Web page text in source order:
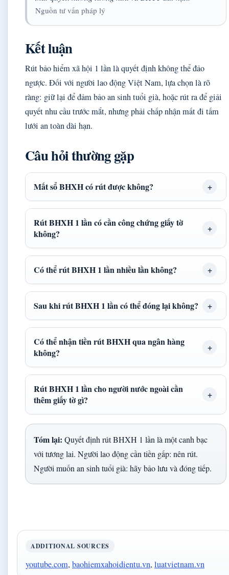
Nguồn tư vấn pháp lý
Kết luận
Rút bảo hiểm xã hội 1 lần là quyết định không thể đảo
ngược. Đối với người lao động Việt Nam, lựa chọn là rõ
ràng: giữ lại để đảm bảo an sinh tuổi già, hoặc rút ra để giải
quyết nhu cầu trước mắt, nhưng phải chấp nhận mất đi tấm
lưới an toàn dài hạn.
Câu hỏi thường gặp
Mất sổ BHXH có rút được không?
Rút BHXH 1 lần có cần công chứng giấy tờ
không?
Có thể rút BHXH 1 lần nhiều lần không?
Sau khi rút BHXH 1 lần có thể đóng lại không?
Có thể nhận tiền rút BHXH qua ngân hàng
không?
Rút BHXH 1 lần cho người nước ngoài cần
thêm giấy tờ gì?
Tóm lại: Quyết định rút BHXH 1 lần là một canh bạc
với tương lai. Người lao động cần tiền gấp: nên rút.
Người muốn an sinh tuổi già: hãy bảo lưu và đóng tiếp.
ADDITIONAL SOURCES
youtube.com, baohiemxahoidientu.vn, luatvietnam.vn